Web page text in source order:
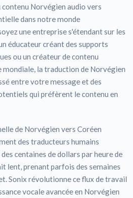
Norvégien audio vers
dans notre monde
une entreprise s'étendant sur les
éducateur créant des supports
ou un créateur de contenu
mondiale, la traduction de Norvégien
entre votre message et des
qui préfèrent le contenu en
de Norvégien vers Coréen
des traducteurs humains
centaines de dollars par heure de
lent, prenant parfois des semaines
Sonix révolutionne ce flux de travail
vocale avancée en Norvégien